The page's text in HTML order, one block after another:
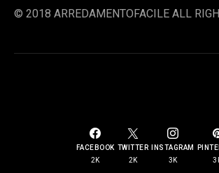
© 2018 ARREDAMENTOFACILE ALL
FACEBOOK
2K
TWITTER
2K
INSTAGRAM
3K